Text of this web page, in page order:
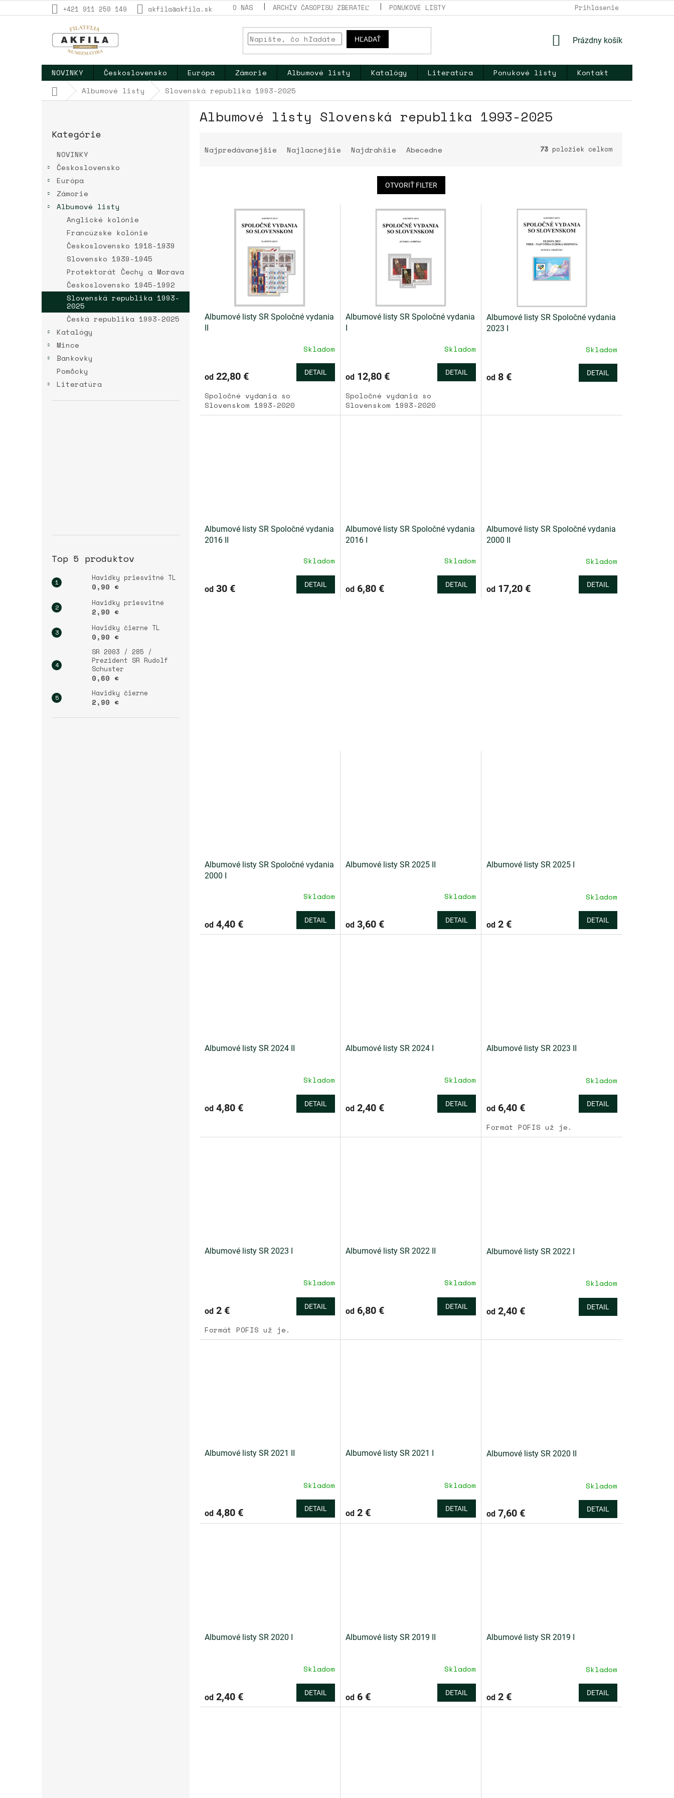
na
+421 911 250 149 akfila@akfila.sk O NÁS ARCHÍV ČASOPISU ZBERATEĽ PONUKOVÉ LISTY NAPÍŠTE NÁM KONTAKT
Prihlásenie
HĽADAŤ
NÁKUPNÝ
Prázdny košík
NOVINKY Československo Európa Zámorie Albumové listy Katalógy Literatúra Ponukové listy
Kontakt
DomovAlbumové listy Slovenská republika 1993-2025
B
kategórie
Kategórie
NOVINKY
Československo
Európa
Zámorie
Albumové listy
Anglické kolónie
Francúzske kolónie
Československo 1918-1939
Slovensko 1939-1945
Protektorát Čechy a Morava
Československo 1945-1992
Slovenská republika 1993-
2025
Česká republika 1993-2025
Katalógy
Mince
Bankovky
Pomôcky
Literatúra
Top 5 produktov
Havidky priesvitné TL
0,90 €
Havidky priesvitné
2,90 €
Havidky čierne TL
0,90 €
SR 2003 / 285 /
Prezident SR Rudolf
Schuster
0,60 €
Havidky čierne
2,90 €
Albumové listy Slovenská republika 1993-2025
aNajpredávanejšie Najlacnejšie Najdrahšie Abecedne 73 položiek celkom
OTVORIŤ FILTER
kAlbumové listy SR Spoločné vydania
Skladom
od 22,80 € DETAIL
Spoločné vydania so
Slovenskom 1993-2020
Albumové listy SR Spoločné vydania
Skladom
od12,80 € DETAIL
Spoločné vydania so
Slovenskom 1993-2020
Albumové listy SR Spoločné vydania
2023 I
Skladom
od8 € DETAIL
Albumové listy SR Spoločné vydania
2016 II
Skladom
od 30 € DETAIL
Albumové listy SR Spoločné vydania
2016 I
Skladom
od6,80 € DETAIL
Albumové listy SR Spoločné vydania
2000 II
Skladom
od17,20 € DETAIL
Albumové listy SR Spoločné vydania
2000 I
Skladom
od 4,40 € DETAIL
Albumové listy SR 2025 II
Skladom
od3,60 € DETAIL
Albumové listy SR 2025 I
Skladom
od2 € DETAIL
Albumové listy SR 2024 II
Skladom
od 4,80 € DETAIL
Albumové listy SR 2024 I
Skladom
od2,40 € DETAIL
Albumové listy SR 2023 II
Skladom
od6,40 € DETAIL
Formát POFIS už je.
Albumové listy SR 2023 I
Skladom
od 2 € DETAIL
Formát POFIS už je.
Albumové listy SR 2022 II
Skladom
od6,80 € DETAIL
Albumové listy SR 2022 I
Skladom
od2,40 € DETAIL
Albumové listy SR 2021 II
Skladom
od 4,80 € DETAIL
Albumové listy SR 2021 I
Skladom
od2 € DETAIL
Albumové listy SR 2020 II
je
4,5
Skladom
od7,60 € DETAIL
Albumové listy SR 2020 I
Skladom
od 2,40 € DETAIL
Albumové listy SR 2019 II
Skladom
od6 € DETAIL
Albumové listy SR 2019 I
Skladom
od2 € DETAIL